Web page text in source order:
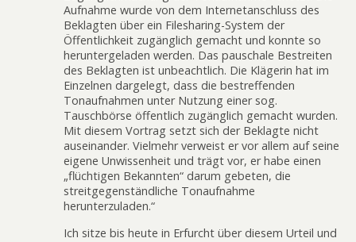
Aufnahme wurde von dem Internetanschluss des
Beklagten über ein Filesharing-System der
Öffentlichkeit zugänglich gemacht und konnte so
heruntergeladen werden. Das pauschale Bestreiten
des Beklagten ist unbeachtlich. Die Klägerin hat im
Einzelnen dargelegt, dass die bestreffenden
Tonaufnahmen unter Nutzung einer sog.
Tauschbörse öffentlich zugänglich gemacht wurden.
Mit diesem Vortrag setzt sich der Beklagte nicht
auseinander. Vielmehr verweist er vor allem auf seine
eigene Unwissenheit und trägt vor, er habe einen
„flüchtigen Bekannten“ darum gebeten, die
streitgegenständliche Tonaufnahme
herunterzuladen.“
Ich sitze bis heute in Erfurcht über diesem Urteil und